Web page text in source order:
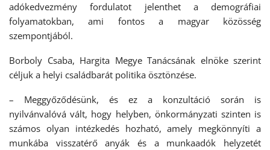
adókedvezmény fordulatot jelenthet a demográfiai
folyamatokban, ami fontos a magyar közösség
szempontjából.
Borboly Csaba, Hargita Megye Tanácsának elnöke szerint
céljuk a helyi családbarát politika ösztönzése.
– Meggyőződésünk, és ez a konzultáció során is
nyilvánvalóvá vált, hogy helyben, önkormányzati szinten is
számos olyan intézkedés hozható, amely megkönnyíti a
munkába visszatérő anyák és a munkaadók helyzetét